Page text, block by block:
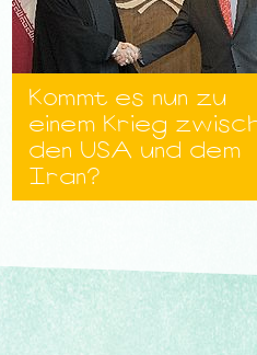
Kommt es nun zu
einem Krieg
den USA und dem
Iran?